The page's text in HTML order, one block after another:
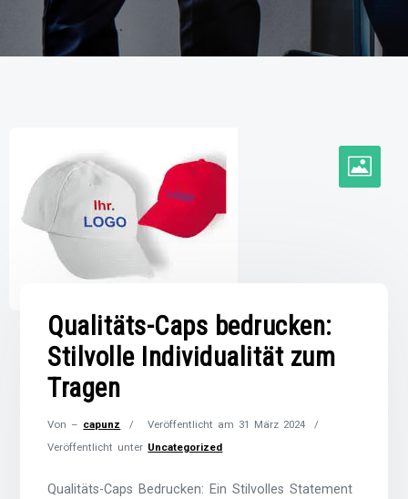
Qualitäts-Caps bedrucken:
Stilvolle Individualität zum
Tragen
Von – capunz Veröffentlicht am 31 März 2024
Veröffentlicht unter Uncategorized
Qualitäts-Caps Bedrucken: Ein Stilvolles Statement